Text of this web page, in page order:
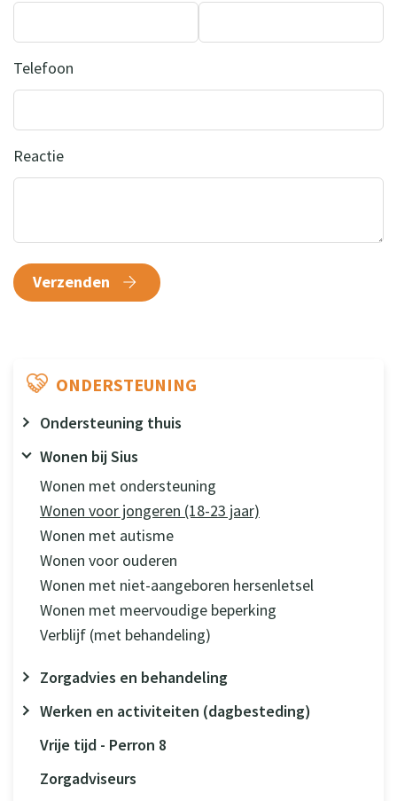
ONDERSTEUNING
Ondersteuning thuis
Wonen bij Sius
Wonen met ondersteuning
Wonen voor jongeren (18-23 jaar)
Wonen met autisme
Wonen voor ouderen
Wonen met niet-aangeboren hersenletsel
Wonen met meervoudige beperking
Verblijf (met behandeling)
Zorgadvies en behandeling
Werken en activiteiten (dagbesteding)
Vrije tijd - Perron 8
Zorgadviseurs
Telefoon
Reactie
Verzenden